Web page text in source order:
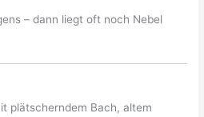
– dann liegt oft noch Nebel
plätscherndem Bach, altem